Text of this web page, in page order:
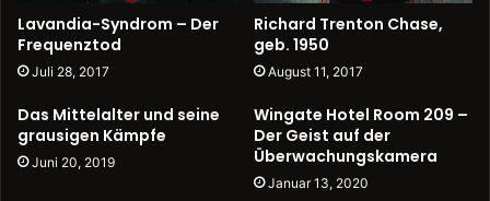
Lavandia-Syndrom – Der
Frequenztod
Juli 28, 2017
Richard Trenton Chase,
geb. 1950
August 11, 2017
Das Mittelalter und seine
grausigen Kämpfe
Juni 20, 2019
Wingate Hotel Room 209 –
Der Geist auf der
Überwachungskamera
Januar 13, 2020